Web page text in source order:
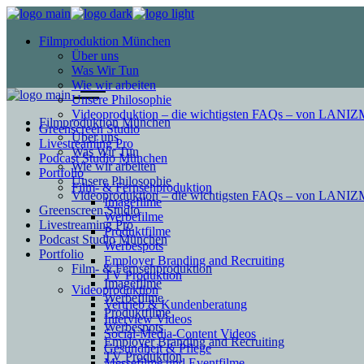
Filmproduktion München
Über uns
Was Wir Tun
Wie wir arbeiten
Unsere Philosophie
Videoproduktion – die wichtigsten FAQs – von
Greenscreen Studio
Livestreaming Pro
Podcast Studio München
Portfolio
Film- & Fernsehproduktion
Imagefilme
Werbefilme
Produktfilme
Werbespots
Employer Branding and Recruiting
TV Produktion
Videoproduktion
Vertrieb & Kundenberatung
Interview Videos
Social-Media-Content Videos
Gesundheit & Pflege
Filmproduktion München
Über uns
Was Wir Tun
Wie wir arbeiten
Unsere Philosophie
Videoproduktion – die wichtigsten FAQs – von
Greenscreen Studio
Livestreaming Pro
Podcast Studio München
Portfolio
Film- & Fernsehproduktion
Imagefilme
Werbefilme
Produktfilme
Werbespots
Employer Branding and Recruiting
TV Produktion